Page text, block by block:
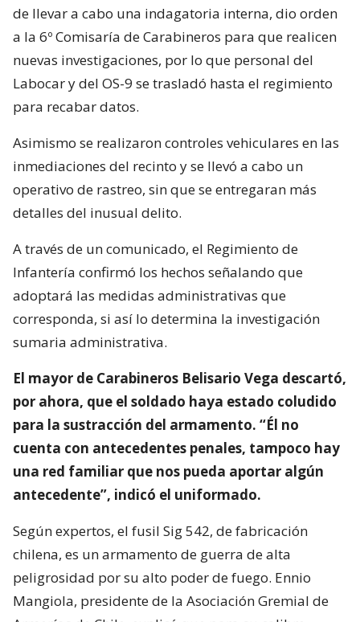
de llevar a cabo una indagatoria interna, dio orden
a la 6º Comisaría de Carabineros para que realicen
nuevas investigaciones, por lo que personal del
Labocar y del OS-9 se trasladó hasta el regimiento
para recabar datos.
Asimismo se realizaron controles vehiculares en las
inmediaciones del recinto y se llevó a cabo un
operativo de rastreo, sin que se entregaran más
detalles del inusual delito.
A través de un comunicado, el Regimiento de
Infantería confirmó los hechos señalando que
adoptará las medidas administrativas que
corresponda, si así lo determina la investigación
sumaria administrativa.
El mayor de Carabineros Belisario Vega descartó,
por ahora, que el soldado haya estado coludido
para la sustracción del armamento. “Él no
cuenta con antecedentes penales, tampoco hay
una red familiar que nos pueda aportar algún
antecedente”, indicó el uniformado.
Según expertos, el fusil Sig 542, de fabricación
chilena, es un armamento de guerra de alta
peligrosidad por su alto poder de fuego. Ennio
Mangiola, presidente de la Asociación Gremial de